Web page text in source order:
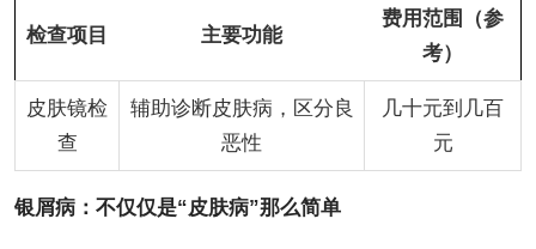
检查项目 主要功能
费用范围（参
考）
皮肤镜检
查
辅助诊断皮肤病，区分良
恶性
几十元到几百
元
银屑病：不仅仅是“皮肤病”那么简单